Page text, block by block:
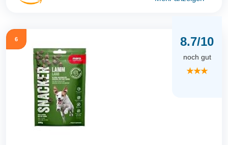
6 8.7/10
noch gut
★★★